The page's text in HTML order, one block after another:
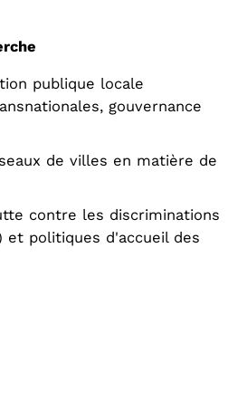
publique locale
gouvernance
de villes en matière de
contre les discriminations
et politiques d'accueil des